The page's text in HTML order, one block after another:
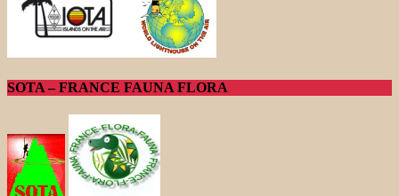
SOTA – FRANCE FAUNA FLORA